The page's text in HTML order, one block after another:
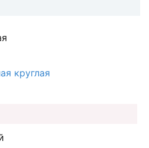
круглая